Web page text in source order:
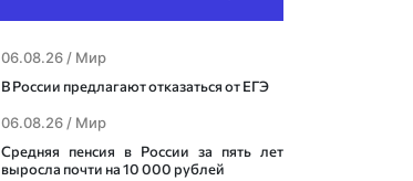
06.08.26 / Мир
В России предлагают отказаться от ЕГЭ
06.08.26 / Мир
Средняя пенсия в России за пять лет
выросла почти на 10 000 рублей